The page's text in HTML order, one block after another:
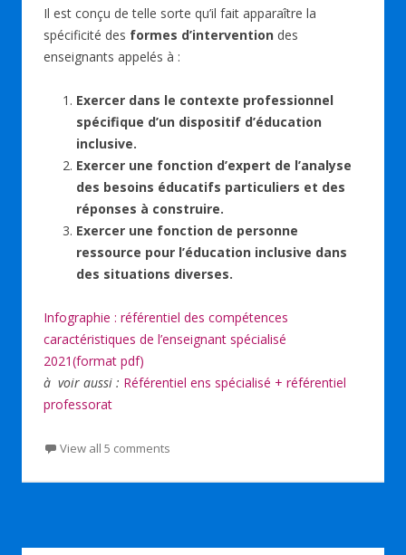
Il est conçu de telle sorte qu’il fait apparaître la
spécificité des formes d’intervention des
enseignants appelés à :
Exercer dans le contexte professionnel
spécifique d’un dispositif d’éducation
inclusive.
Exercer une fonction d’expert de l’analyse
des besoins éducatifs particuliers et des
réponses à construire.
Exercer une fonction de personne
ressource pour l’éducation inclusive dans
des situations diverses.
Infographie : référentiel des compétences
caractéristiques de l’enseignant spécialisé
2021(format pdf)
à voir aussi : Référentiel ens spécialisé + référentiel
professorat
View all 5 comments